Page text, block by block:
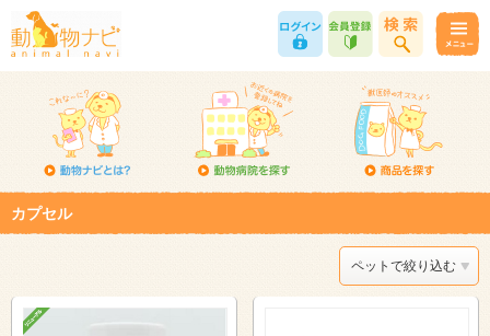
カプセル
ペットで絞り込む